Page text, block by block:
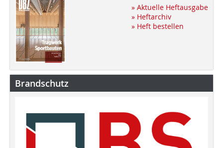
» Aktuelle Heftausgabe
» Heftarchiv
» Heft bestellen
Brandschutz